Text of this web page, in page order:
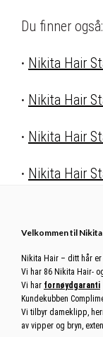
Du finner også:
· Nikita Hair
· Nikita Hair
· Nikita Hair
· Nikita Hair
Footer
Velkommen til
Nikita Hair – ditt hår
Vi har 86 Nikita Hair-
Vi har fornøydgaranti
Kundekubben
Vi tilbyr dameklipp,
av vipper og bryn,